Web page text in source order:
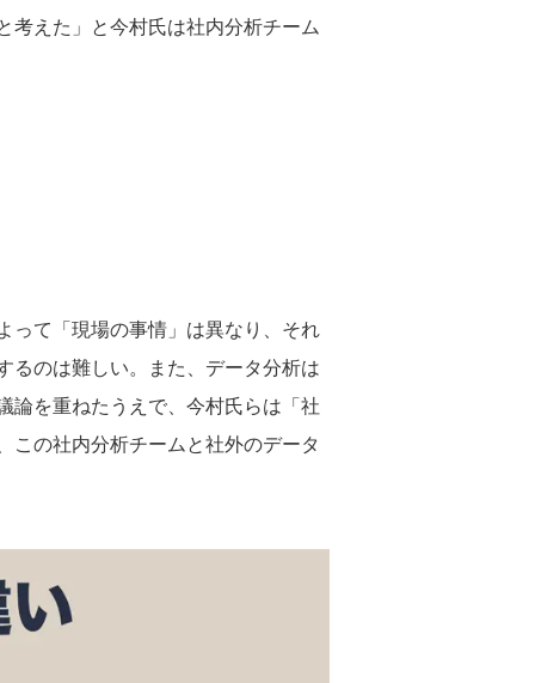
えた」と今村氏は社内分析チーム
て「現場の事情」は異なり、それ
るのは難しい。また、データ分析は
論を重ねたうえで、今村氏らは「社
この社内分析チームと社外のデータ